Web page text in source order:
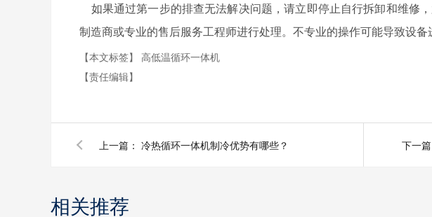
如果通过第一步的排查无法解决问题，请立即停止自行拆卸和维修
制造商或专业的售后服务工程师进行处理。不专业的操作可能导致设备
【本文标签】 高低温循环一体机
【责任编辑】
上一篇： 冷热循环一体机制冷优势有哪些？ 下一篇
相关推荐